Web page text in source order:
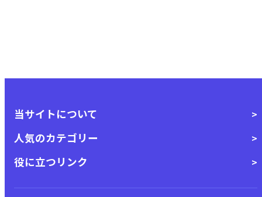
当サイトについて
人気のカテゴリー
役に立つリンク